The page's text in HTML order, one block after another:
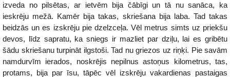
izveda no pilsētas, ar ietvēm bija čābīgi un tā nu sanāca, ka
ieskrēju mežā. Kamēr bija takas, skriešana bija laba. Tad takas
beidzās un es izskrēju pie dzelzceļa. Vēl metrus simts uz priekšu
devos, līdz sapratu, ka sniegs ir mazliet par dziļu, lai es gribētu
šādu skriešanu turpināt ilgstoši. Tad nu griezos uz riņķi. Pie savām
namdurvīm ierados, noskrējis nepilnus astoņus kilometrus, tas,
protams, bija par īsu, tāpēc vēl izskrēju vakardienas pastaigas